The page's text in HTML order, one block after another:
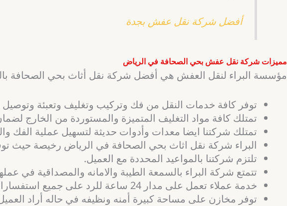
أفضل شركة نقل عفش بجدة
مميزات شركة نقل عفش بحي الصحافة في الرياض
مؤسسة البراء لنقل العفش هي أفضل شركة نقل أثاث بحي الصحافة
توفر كافة خدمات النقل من فك وتركيب وتغليف وتعبئة وتوصيل
تمتلك كافة مواد التغليف المتميزة والمستوردة من الخارج
تمتلك شركتنا ايضا معدات وأدوات حديثة لتسهيل عملية الفك
البراء شركة نقل اثاث بحي الصحافة في الرياض رخيصة حيث
تلتزم شركتنا بالمواعيد المحددة مع العميل.
تتمتع شركة البراء بالسمعة الطيبة والامانه والمصداقية في
خدمة عملاء تعمل على مدار 24 ساعة للرد على جميع استفسارات العملاء.
توفر مخازن على مساحة كبيرة أمنه ونظيفه في حاله أراد